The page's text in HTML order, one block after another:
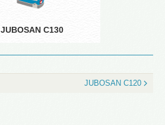
JUBOSAN C130
JUBOSAN C120